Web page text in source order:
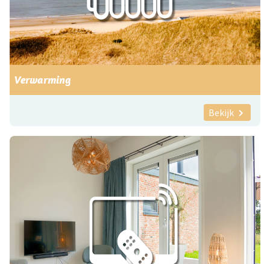
Verwarming
Bekijk